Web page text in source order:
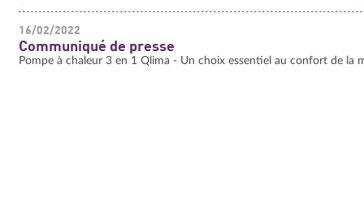
16/02/2022
Communiqué de presse
Pompe à chaleur 3 en 1 Qlima - Un choix essentiel au confort de la